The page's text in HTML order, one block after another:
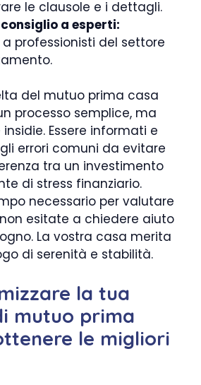
le clausole e i dettagli.
a esperti:
a professionisti del settore
del mutuo prima casa
processo semplice, ma
Essere informati e
errori comuni da evitare
tra un investimento
di stress finanziario.
necessario per valutare
esitate a chiedere aiuto
La vostra casa merita
di serenità e stabilità.
la tua
mutuo prima
le migliori